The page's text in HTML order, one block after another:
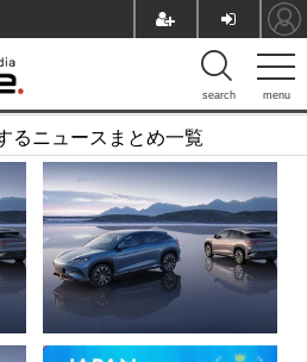
menu
search
るニュースまとめ一覧